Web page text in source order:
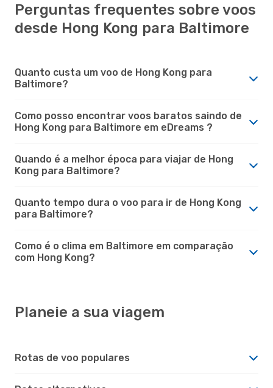
Perguntas frequentes sobre voos
desde Hong Kong para Baltimore
Quanto custa um voo de Hong Kong para
Baltimore?
Como posso encontrar voos baratos saindo de
Hong Kong para Baltimore em eDreams ?
Quando é a melhor época para viajar de Hong
Kong para Baltimore?
Quanto tempo dura o voo para ir de Hong Kong
para Baltimore?
Como é o clima em Baltimore em comparação
com Hong Kong?
Planeie a sua viagem
Rotas de voo populares